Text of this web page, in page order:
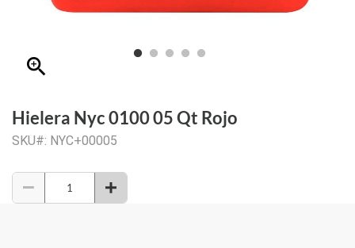
zoom_in
Hielera Nyc 0100 05 Qt Rojo
SKU#: NYC+00005